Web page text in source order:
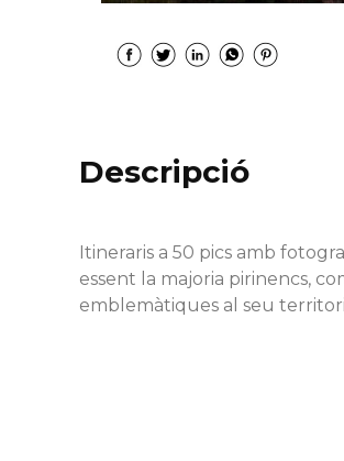
Descripció
Itineraris a 50 pics amb
essent la majoria pirinencs,
emblemàtiques al seu